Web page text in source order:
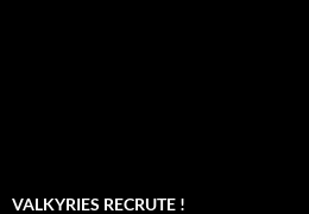
VALKYRIES RECRUTE !